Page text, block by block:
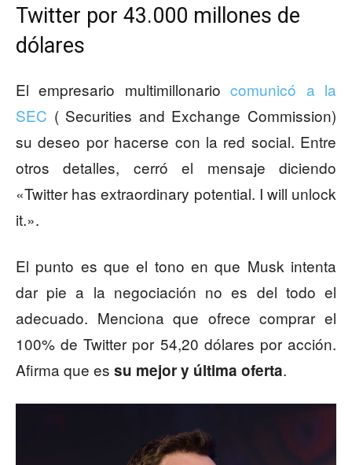
Twitter por 43.000 millones de
dólares
El empresario multimillonariocomunicó a la
SEC ( Securities and Exchange Commission)
su deseo por hacerse con la red social. Entre
otros detalles, cerró el mensaje diciendo
«Twitter has extraordinary potential. I will unlock
it.».
El punto es que el tono en que Musk intenta
dar pie a la negociación no es del todo el
adecuado. Menciona que ofrece comprar el
100% de Twitter por 54,20 dólares por acción.
Afirma que es su mejor y última oferta.